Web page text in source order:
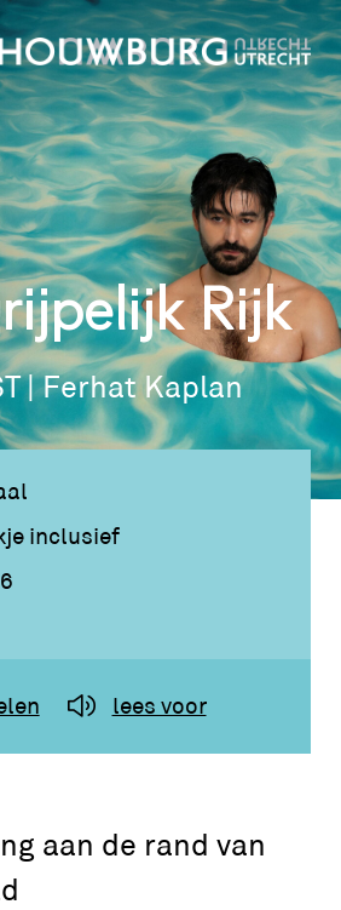
Rijk
| Ferhat Kaplan
inclusief
lees voor
aan de rand van